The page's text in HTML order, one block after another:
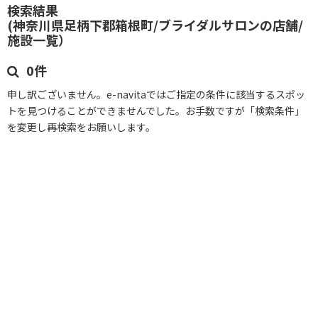
検索結果
(神奈川県足柄下郡箱根町/ブライダルサロンの店舗/
施設一覧）
0件
申し訳ございません。e-navitaではご指定の条件に該当するスポッ
トを見つけることができませんでした。お手数ですが「検索条件」
を変更し再検索をお願いします。